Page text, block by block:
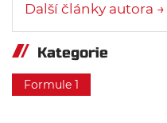
Další články autora →
Kategorie
Formule 1